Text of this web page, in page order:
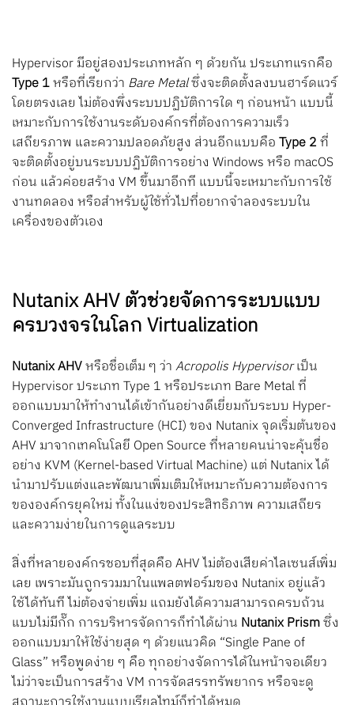
Hypervisor มีอยู่สองประเภทหลัก ๆ ด้วยกัน ประเภทแรกคือ
Type 1หรือที่เรียกว่า Bare Metalซึ่งจะติดตั้งลงบนฮาร์ดแวร์
โดยตรงเลย ไม่ต้องพึ่งระบบปฏิบัติการใด ๆ ก่อนหน้า แบบนี้
เหมาะกับการใช้งานระดับองค์กรที่ต้องการความเร็ว
เสถียรภาพ และความปลอดภัยสูง ส่วนอีกแบบคือType 2ที่
จะติดตั้งอยู่บนระบบปฏิบัติการอย่าง Windows หรือ macOS
ก่อน แล้วค่อยสร้าง VM ขึ้นมาอีกที แบบนี้จะเหมาะกับการใช้
งานทดลอง หรือสำหรับผู้ใช้ทั่วไปที่อยากจำลองระบบใน
เครื่องของตัวเอง
Nutanix AHV ตัวช่วยจัดการระบบแบบ
ครบวงจรในโลก Virtualization
Nutanix AHVหรือชื่อเต็ม ๆ ว่าAcropolis Hypervisorเป็น
Hypervisor ประเภท Type 1 หรือประเภท Bare Metal ที่
ออกแบบมาให้ทำงานได้เข้ากันอย่างดีเยี่ยมกับระบบ Hyper-
Converged Infrastructure (HCI) ของ Nutanix จุดเริ่มต้นของ
AHV มาจากเทคโนโลยี Open Source ที่หลายคนน่าจะคุ้นชื่อ
อย่าง KVM (Kernel-based Virtual Machine) แต่ Nutanix ได้
นำมาปรับแต่งและพัฒนาเพิ่มเติมให้เหมาะกับความต้องการ
ขององค์กรยุคใหม่ ทั้งในแง่ของประสิทธิภาพ ความเสถียร
และความง่ายในการดูแลระบบ
สิ่งที่หลายองค์กรชอบที่สุดคือ AHV ไม่ต้องเสียค่าไลเซนส์เพิ่ม
เลย เพราะมันถูกรวมมาในแพลตฟอร์มของ Nutanix อยู่แล้ว
ใช้ได้ทันที ไม่ต้องจ่ายเพิ่ม แถมยังได้ความสามารถครบถ้วน
แบบไม่มีกั๊ก การบริหารจัดการก็ทำได้ผ่าน Nutanix Prismซึ่ง
ออกแบบมาให้ใช้ง่ายสุด ๆ ด้วยแนวคิด “Single Pane of
Glass” หรือพูดง่าย ๆ คือ ทุกอย่างจัดการได้ในหน้าจอเดียว
ไม่ว่าจะเป็นการสร้าง VM การจัดสรรทรัพยากร หรือจะดู